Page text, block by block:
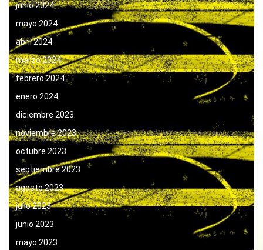
junio 2024
mayo 2024
abril 2024
marzo 2024
febrero 2024
enero 2024
diciembre 2023
noviembre 2023
octubre 2023
septiembre 2023
agosto 2023
julio 2023
junio 2023
mayo 2023